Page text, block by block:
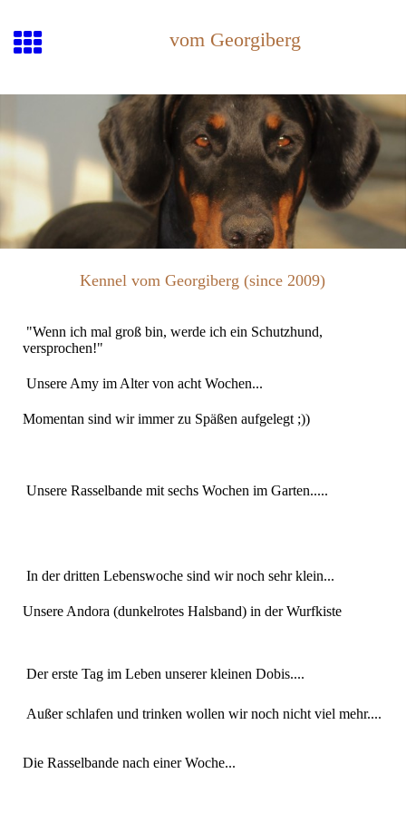
vom Georgiberg
Kennel vom Georgiberg (since 2009)
"Wenn ich mal groß bin, werde ich ein Schutzhund,
versprochen!"
Unsere Amy im Alter von acht Wochen...
Momentan sind wir immer zu Späßen aufgelegt ;))
Unsere Rasselbande mit sechs Wochen im Garten.....
In der dritten Lebenswoche sind wir noch sehr klein...
Unsere Andora (dunkelrotes Halsband) in der Wurfkiste
Der erste Tag im Leben unserer kleinen Dobis....
Außer schlafen und trinken wollen wir noch nicht viel mehr....
Die Rasselbande nach einer Woche...